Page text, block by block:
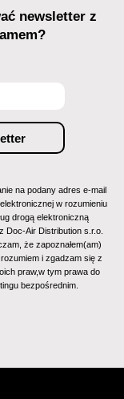
newsletter z
na podany adres e-mail
w rozumieniu
drogą elektroniczną
Doc-Air Distribution s.r.o.
że zapoznałem(am)
, rozumiem i zgadzam się z
praw,w tym prawa do
bezpośrednim.